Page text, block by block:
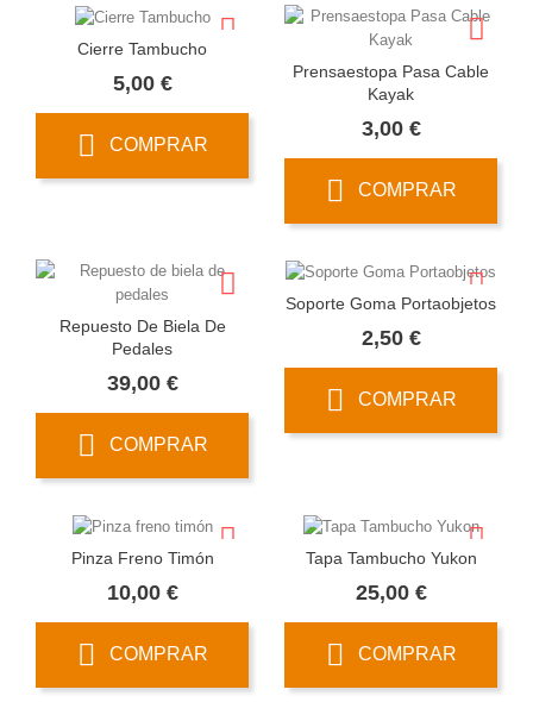
Cierre Tambucho
5,00 €Precio
COMPRAR
Prensaestopa Pasa Cable
Kayak
3,00 €Precio
COMPRAR
Repuesto De Biela De
Pedales
39,00 €Precio
COMPRAR
Soporte Goma Portaobjetos
2,50 €Precio
COMPRAR
Pinza Freno Timón
10,00 €Precio
COMPRAR
Tapa Tambucho Yukon
25,00 €Precio
COMPRAR